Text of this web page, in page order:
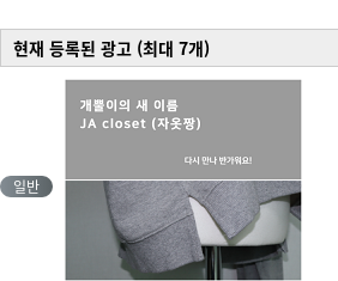
현재 등록된 광고 (최대 7개)
일반